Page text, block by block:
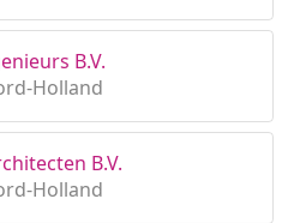
B.V.
Holland
B.V.
Holland